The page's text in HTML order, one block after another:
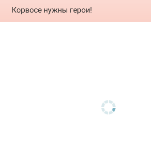
Корвосе нужны герои!